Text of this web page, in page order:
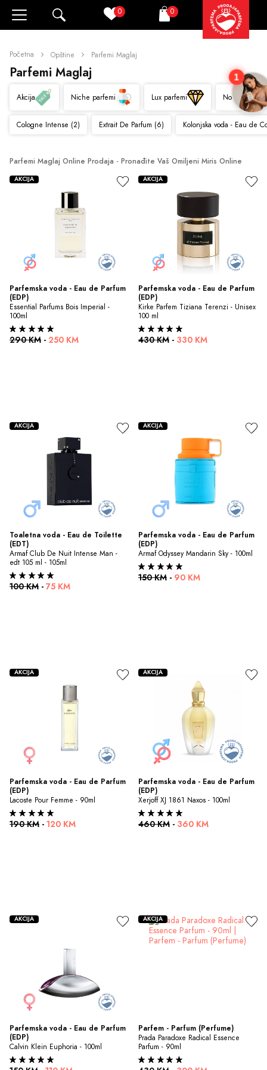
0 Korpa
0
Početna Opštine Parfemi Maglaj
Parfemi Maglaj
Akcija Niche parfemi Lux parfemi Novo
Cologne Intense (2) Extrait De Parfum (6) Kolonjska voda - Eau de
Parfemi Maglaj Online Prodaja - Pronađite Vaš Omiljeni Miris Online
Parfemska voda - Eau de Parfum
(EDP)
Essential Parfums Bois Imperial -
100ml
290 KM - 250 KM
AKCIJA
Parfemska voda - Eau de Parfum
(EDP)
Kirke Parfem Tiziana Terenzi - Unisex
100 ml
430 KM - 330 KM
AKCIJA
Toaletna voda - Eau de Toilette
(EDT)
Armaf Club De Nuit Intense Man -
edt 105 ml - 105ml
100 KM - 75 KM
AKCIJA
Parfemska voda - Eau de Parfum
(EDP)
Armaf Odyssey Mandarin Sky - 100ml
150 KM - 90 KM
AKCIJA
Parfemska voda - Eau de Parfum
(EDP)
Lacoste Pour Femme - 90ml
190 KM - 120 KM
AKCIJA
Parfemska voda - Eau de Parfum
(EDP)
Xerjoff XJ 1861 Naxos - 100ml
460 KM - 360 KM
AKCIJA
Parfemska voda - Eau de Parfum
(EDP)
Calvin Klein Euphoria - 100ml
AKCIJA
Parfem - Parfum (Perfume)
Prada Paradoxe Radical Essence
Parfum - 90ml
AKCIJA
1